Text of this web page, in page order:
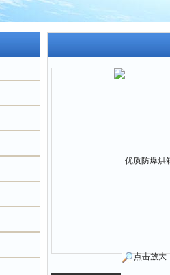
点击放大